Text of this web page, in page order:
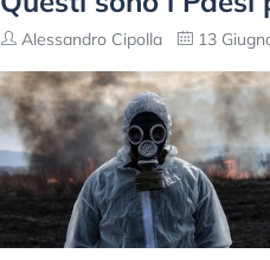
Alessandro Cipolla 13